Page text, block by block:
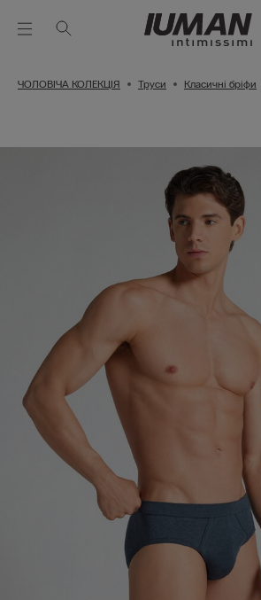
ЧОЛОВІЧА КОЛЕКЦІЯ Труси Класичні бріфи